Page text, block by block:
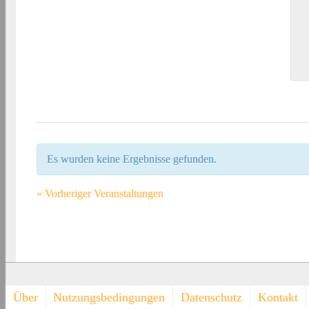
Es wurden keine Ergebnisse gefunden.
« Vorheriger Veranstaltungen
Footer-
Über Nutzungsbedingungen Datenschutz Kontakt